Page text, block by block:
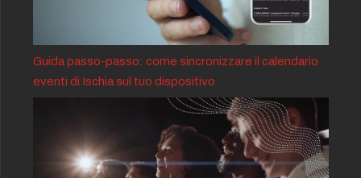
Guida passo-passo: come sincronizzare il calendario
eventi di Ischia sul tuo dispositivo